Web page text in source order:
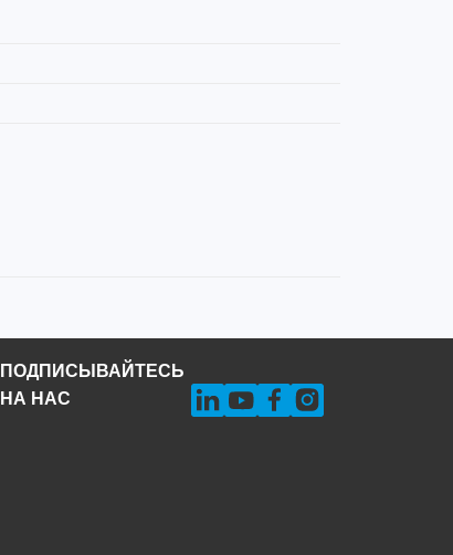
ПОДПИСЫВАЙТЕСЬ
НА НАС